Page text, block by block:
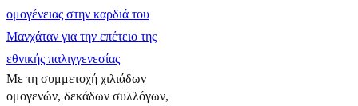
ομογένειας στην καρδιά του
Μανχάταν για την επέτειο της
εθνικής παλιγγενεσίας
Με τη συμμετοχή χιλιάδων
ομογενών, δεκάδων συλλόγων,